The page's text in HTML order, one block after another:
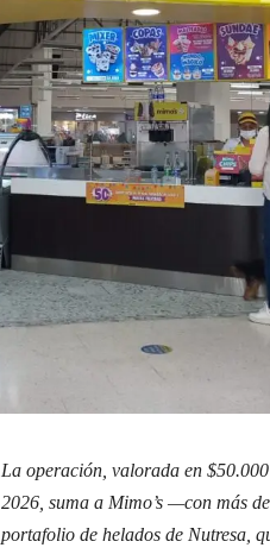
La operación, valorada en
2026, suma a Mimo’s —con más
portafolio de helados de Nutresa,